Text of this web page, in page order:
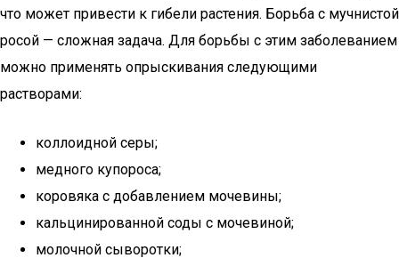
что может привести к гибели растения. Борьба с мучнистой
росой — сложная задача. Для борьбы с этим заболеванием
можно применять опрыскивания следующими
растворами:
коллоидной серы;
медного купороса;
коровяка с добавлением мочевины;
кальцинированной соды с мочевиной;
молочной сыворотки;